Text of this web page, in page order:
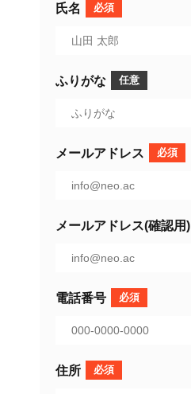
氏名 必須
ふりがな 任意
メールアドレス 必須
メールアドレス(確認用)
電話番号 必須
住所 必須